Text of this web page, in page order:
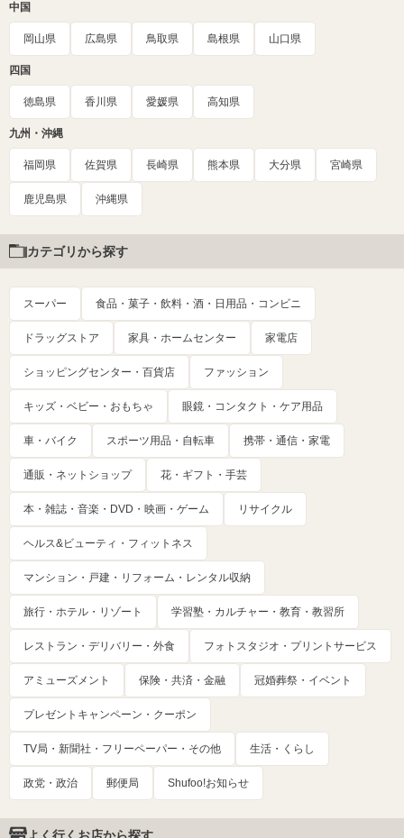
中国
岡山県 広島県 鳥取県 島根県 山口県
四国
徳島県 香川県 愛媛県 高知県
九州・沖縄
福岡県 佐賀県 長崎県 熊本県 大分県 宮崎県
鹿児島県 沖縄県
カテゴリから探す
スーパー 食品・菓子・飲料・酒・日用品・コンビニ
ドラッグストア 家具・ホームセンター 家電店
ショッピングセンター・百貨店 ファッション
キッズ・ベビー・おもちゃ 眼鏡・コンタクト・ケア用品
車・バイク スポーツ用品・自転車 携帯・通信・家電
通販・ネットショップ 花・ギフト・手芸
本・雑誌・音楽・DVD・映画・ゲーム リサイクル
ヘルス&ビューティ・フィットネス
マンション・戸建・リフォーム・レンタル収納
旅行・ホテル・リゾート 学習塾・カルチャー・教育・教習所
レストラン・デリバリー・外食 フォトスタジオ・プリントサービス
アミューズメント 保険・共済・金融 冠婚葬祭・イベント
プレゼントキャンペーン・クーポン
TV局・新聞社・フリーペーパー・その他 生活・くらし
政党・政治 郵便局 Shufoo!お知らせ